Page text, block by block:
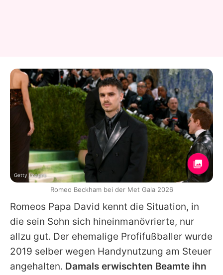
Romeos Papa David kennt die Situation, in
die sein Sohn sich hineinmanövrierte, nur
allzu gut. Der ehemalige Profifußballer wurde
2019 selber wegen Handynutzung am Steuer
angehalten. Damals erwischten Beamte ihn
Getty Images
Romeo Beckham bei der Met Gala 2026